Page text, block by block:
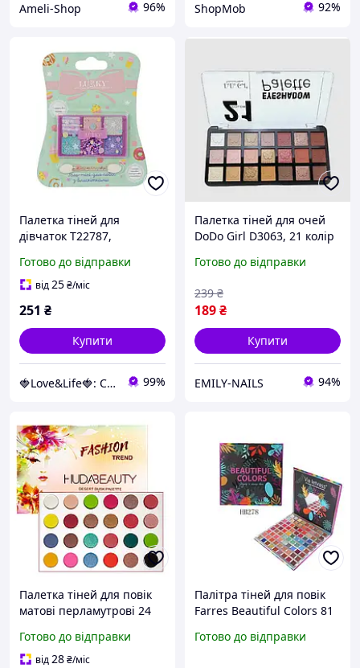
Ameli-Shop 96% ShopMob 92%
Палетка тіней для
дівчаток T22787,
відтінків для макіяжу
Love&Life -online-
Готово до відправки
від25₴/міс
251 ₴
Купити
🍓Love&Life🍓: Світ Здоров'я 💋 99%
Палетка тіней для очей
DoDo Girl D3063, 21 колір
палетка, палетка для
Готово до відправки
189₴
239 ₴
Купити
EMILY-NAILS 94%
Палетка тіней для повік
матові перламутрові 24
Desert Kod-246
Готово до відправки
від28₴/міс
Палітра тіней для повік
Farres Beautiful Colors 81
Готово до відправки